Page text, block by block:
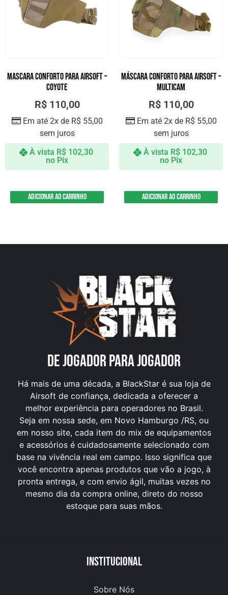
MASCARA CONFORTO PARA AIRSOFT –
Coyote
R$110,00
Em até 2x de R$ 55,00
sem juros
À vista R$102,30
no Pix
Adicionar ao carrinho
MÁSCARA CONFORTO PARA AIRSOFT –
Multicam
R$110,00
Em até 2x de R$ 55,00
sem juros
À vista R$102,30
no Pix
Adicionar ao carrinho
DE JOGADOR PARA JOGADOR
Há mais de uma década, a BlackStar é sua loja de
Airsoft de confiança, dedicada a oferecer a
melhor experiência para operadores no Brasil.
Seja em nossa sede, em Novo Hamburgo /RS, ou
em nosso site, cada item do mix de equipamentos
e acessórios é cuidadosamente selecionado com
base na vivência real em campo. Isso significa que
você encontra apenas produtos que vão a jogo, à
pronta entrega, e com envio ágil, muitas vezes no
mesmo dia da compra online, direto do nosso
estoque para suas mãos.
Institucional
Sobre Nós